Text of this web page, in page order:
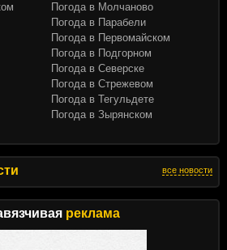
все новости
реклама
Погода в Молчаново
Погода в Парабели
Погода в Первомайском
Погода в Подгорном
Погода в Северске
Погода в Стрежевом
Погода в Тегульдете
Погода в Зырянском